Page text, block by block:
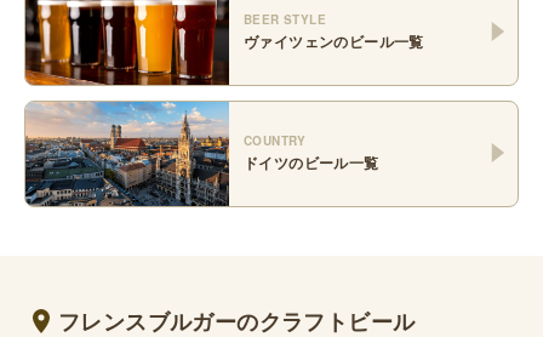
BEER STYLE
ヴァイツェンのビール一覧
COUNTRY
ドイツのビール一覧
フレンスブルガーのクラフトビール